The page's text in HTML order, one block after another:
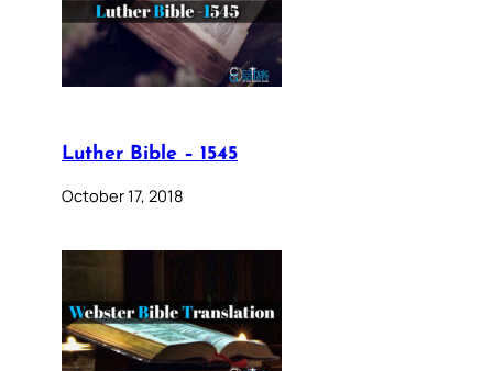
Luther Bible – 1545
October 17, 2018